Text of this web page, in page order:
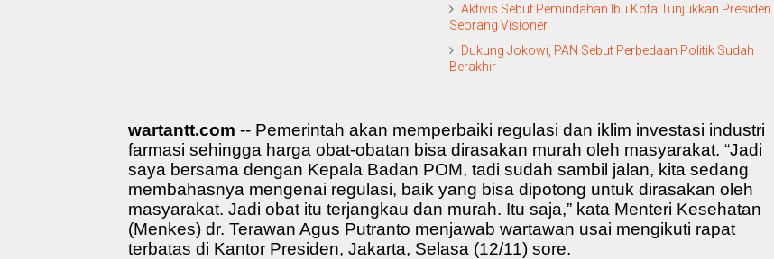
Aktivis Sebut Pemindahan Ibu Kota Tunjukkan Presiden
Seorang Visioner
Dukung Jokowi, PAN Sebut Perbedaan Politik Sudah
Berakhir
wartantt.com -- Pemerintah akan memperbaiki regulasi dan iklim investasi industri
farmasi sehingga harga obat-obatan bisa dirasakan murah oleh masyarakat. “Jadi
saya bersama dengan Kepala Badan POM, tadi sudah sambil jalan, kita sedang
membahasnya mengenai regulasi, baik yang bisa dipotong untuk dirasakan oleh
masyarakat. Jadi obat itu terjangkau dan murah. Itu saja,” kata Menteri Kesehatan
(Menkes) dr. Terawan Agus Putranto menjawab wartawan usai mengikuti rapat
terbatas di Kantor Presiden, Jakarta, Selasa (12/11) sore.